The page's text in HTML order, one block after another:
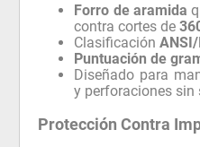
Forro de aramida
contra cortes de
Clasificación
Puntuación de
Diseñado para
y perforaciones sin
Protección Contra